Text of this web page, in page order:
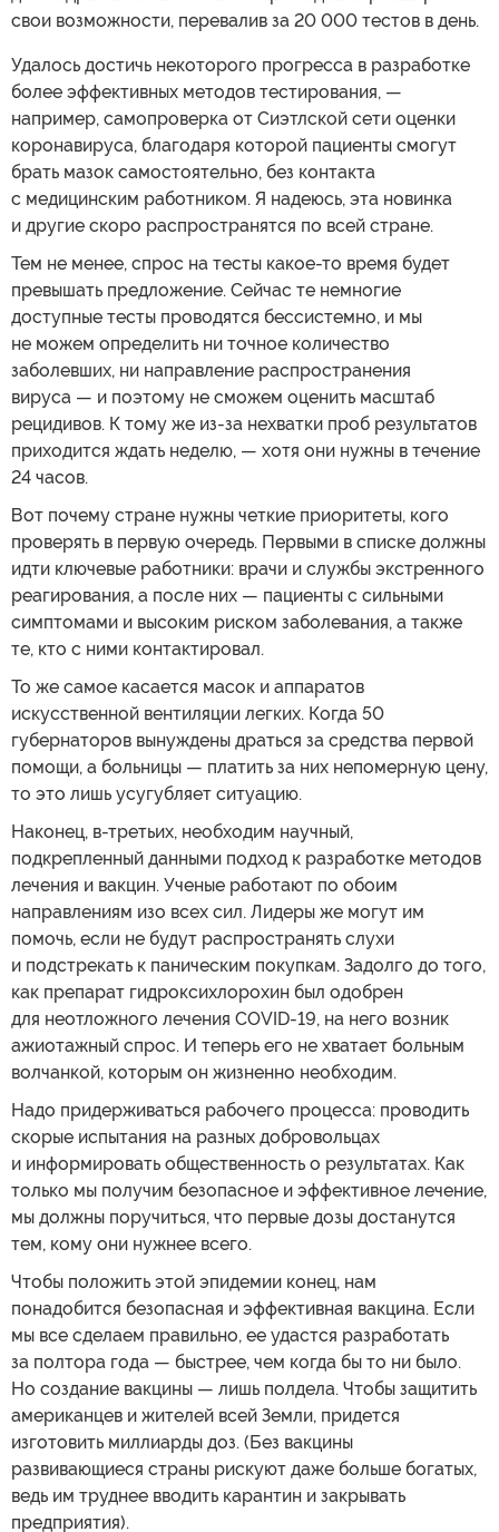
свои возможности, перевалив за 20 000 тестов в день.
Удалось достичь некоторого прогресса в разработке
более эффективных методов тестирования, —
например, самопроверка от Сиэтлской сети оценки
коронавируса, благодаря которой пациенты смогут
брать мазок самостоятельно, без контакта
с медицинским работником. Я надеюсь, эта новинка
и другие скоро распространятся по всей стране.
Тем не менее, спрос на тесты какое-то время будет
превышать предложение. Сейчас те немногие
доступные тесты проводятся бессистемно, и мы
не можем определить ни точное количество
заболевших, ни направление распространения
вируса — и поэтому не сможем оценить масштаб
рецидивов. К тому же из-за нехватки проб результатов
приходится ждать неделю, — хотя они нужны в течение
24 часов.
Вот почему стране нужны четкие приоритеты, кого
проверять в первую очередь. Первыми в списке должны
идти ключевые работники: врачи и службы экстренного
реагирования, а после них — пациенты с сильными
симптомами и высоким риском заболевания, а также
те, кто с ними контактировал.
То же самое касается масок и аппаратов
искусственной вентиляции легких. Когда 50
губернаторов вынуждены драться за средства первой
помощи, а больницы — платить за них непомерную цену,
то это лишь усугубляет ситуацию.
Наконец, в-третьих, необходим научный,
подкрепленный данными подход к разработке методов
лечения и вакцин. Ученые работают по обоим
направлениям изо всех сил. Лидеры же могут им
помочь, если не будут распространять слухи
и подстрекать к паническим покупкам. Задолго до того,
как препарат гидроксихлорохин был одобрен
для неотложного лечения COVID-19, на него возник
ажиотажный спрос. И теперь его не хватает больным
волчанкой, которым он жизненно необходим.
Надо придерживаться рабочего процесса: проводить
скорые испытания на разных добровольцах
и информировать общественность о результатах. Как
только мы получим безопасное и эффективное лечение,
мы должны поручиться, что первые дозы достанутся
тем, кому они нужнее всего.
Чтобы положить этой эпидемии конец, нам
понадобится безопасная и эффективная вакцина. Если
мы все сделаем правильно, ее удастся разработать
за полтора года — быстрее, чем когда бы то ни было.
Но создание вакцины — лишь полдела. Чтобы защитить
американцев и жителей всей Земли, придется
изготовить миллиарды доз. (Без вакцины
развивающиеся страны рискуют даже больше богатых,
ведь им труднее вводить карантин и закрывать
предприятия).